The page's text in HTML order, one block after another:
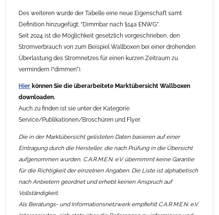
Des weiteren wurde der Tabelle eine neue Eigenschaft samt
Definition hinzugefügt: “Dimmbar nach §14a ENWG”.
Seit 2024 ist die Möglichkeit gesetzlich vorgeschrieben, den
Stromverbrauch von zum Beispiel Wallboxen bei einer drohenden
Überlastung des Stromnetzes für einen kurzen Zeitraum zu
vermindern (“dimmen”).
Hier können Sie die überarbeitete Marktübersicht Wallboxen
downloaden.
Auch zu finden ist sie unter der Kategorie
Service/Publikationen/Broschüren und Flyer.
Die in der Marktübersicht gelisteten Daten basieren auf einer
Eintragung durch die Hersteller, die nach Prüfung in die Übersicht
aufgenommen wurden, C.A.R.M.E.N. e.V. übernimmt keine Garantie
für die Richtigkeit der einzelnen Angaben. Die Liste ist alphabetisch
nach Anbietern geordnet und erhebt keinen Anspruch auf
Vollständigkeit.
Als Beratungs- und Informationsnetzwerk empfiehlt C.A.R.M.E.N. e.V.